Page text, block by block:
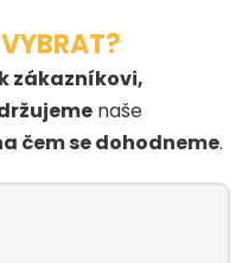
zákazníkovi,
naše
čem se dohodneme.